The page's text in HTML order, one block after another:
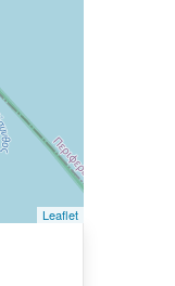
Leaflet